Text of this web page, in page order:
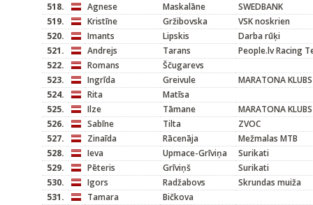
518.
Agnese Maskalāne
SWEDBANK
519.
Kristīne Gržibovska
VSK noskrien
520.
Imants Lipskis
Darba rūķi
521.
Andrejs Tarans
People.lv Racing
522.
Romans
Ščugarevs
523.
Ingrīda Greivule
MARATONA KLUBS
524.
Rita
Matīsa
525.
Ilze Tāmane
MARATONA KLUBS
526.
Sabīne Tilta
ZVOC
527.
Zinaīda Rācenāja
Mežmalas MTB
528.
Ieva Upmace-Grīviņa
Surikati
529.
Pēteris Grīviņš
Surikati
530.
Igors Radžabovs
Skrundas muiža
531.
Tamara
Bičkova